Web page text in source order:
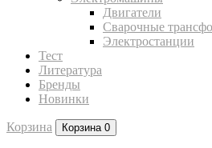
Двигатели
Сварочные
Электростанции
Тест
Литература
Бренды
Новинки
Корзина Корзина 0